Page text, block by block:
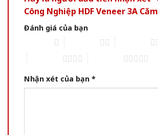
Công Nghiệp HDF Veneer 3A
Đánh giá của bạn
Nhận xét của bạn *